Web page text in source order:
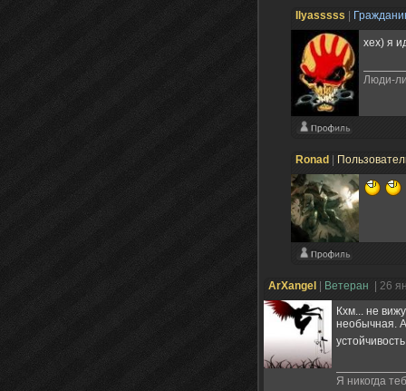
Ilyasssss
хех) я
Люди-
Ronad
ArXangel Ветеран
| 26
Кхм... не
необычная.
Я никогда